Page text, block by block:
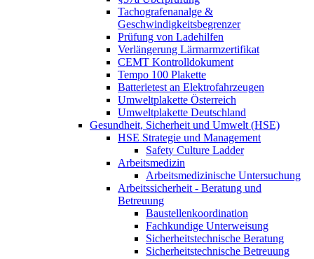
Tachografenanalge &
Geschwindigkeitsbegrenzer
Prüfung von Ladehilfen
Verlängerung Lärmarmzertifikat
CEMT Kontrolldokument
Tempo 100 Plakette
Batterietest an Elektrofahrzeugen
Umweltplakette Österreich
Umweltplakette Deutschland
Gesundheit, Sicherheit und Umwelt (HSE)
HSE Strategie und Management
Safety Culture Ladder
Arbeitsmedizin
Arbeitsmedizinische Untersuchung
Arbeitssicherheit - Beratung und
Betreuung
Baustellenkoordination
Fachkundige Unterweisung
Sicherheitstechnische Beratung
Sicherheitstechnische Betreuung